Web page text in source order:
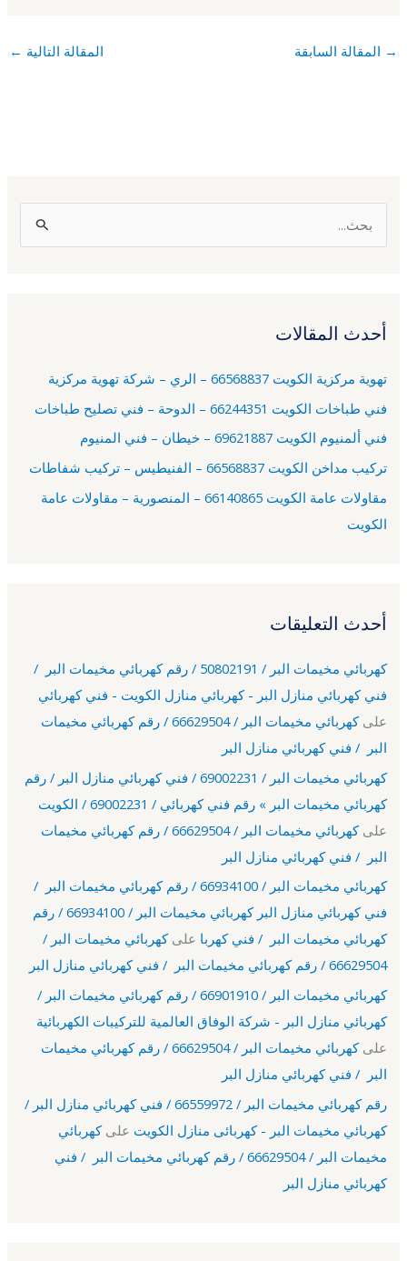
→ المقالة السابقة المقالة التالية ←
ل
ث
ن
:
أحدث المقالات
تهوية مركزية الكويت 66568837 – الري – شركة تهوية مركزية
فني طباخات الكويت 66244351 – الدوحة – فني تصليح طباخات
فني ألمنيوم الكويت 69621887 – خيطان – فني المنيوم
تركيب مداخن الكويت 66568837 – الفنيطيس – تركيب شفاطات
مقاولات عامة الكويت 66140865 – المنصورية – مقاولات عامة
الكويت
أحدث التعليقات
كهربائي مخيمات البر / 50802191 / رقم كهربائي مخيمات البر /
فني كهربائي منازل البر - كهربائي منازل الكويت - فني كهربائي
على
كهربائي مخيمات البر / 66629504 / رقم كهربائي مخيمات
البر / فني كهربائي منازل البر
كهربائي مخيمات البر / 69002231 / فني كهربائي منازل البر / رقم
كهربائي مخيمات البر » رقم فني كهربائي / 69002231 / الكويت
على
كهربائي مخيمات البر / 66629504 / رقم كهربائي مخيمات
البر / فني كهربائي منازل البر
كهربائي مخيمات البر / 66934100 / رقم كهربائي مخيمات البر /
فني كهربائي منازل البر كهربائي مخيمات البر / 66934100 / رقم
كهربائي مخيمات البر / فني كهربا علىكهربائي مخيمات البر /
66629504 / رقم كهربائي مخيمات البر / فني كهربائي منازل البر
كهربائي مخيمات البر / 66901910 / رقم كهربائي مخيمات البر /
كهربائي منازل البر - شركة الوفاق العالمية للتركيبات الكهربائية
على
كهربائي مخيمات البر / 66629504 / رقم كهربائي مخيمات
البر / فني كهربائي منازل البر
رقم كهربائي مخيمات البر / 66559972 / فني كهربائي منازل البر /
كهربائي مخيمات البر - كهربائى منازل الكويت علىكهربائي
مخيمات البر / 66629504 / رقم كهربائي مخيمات البر / فني
كهربائي منازل البر